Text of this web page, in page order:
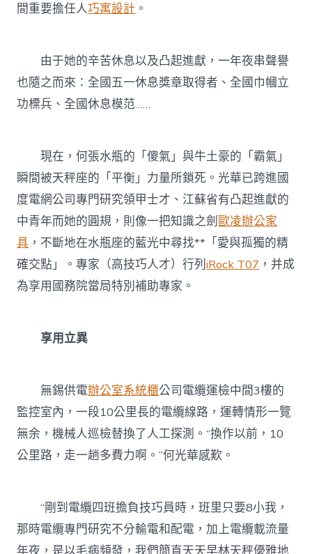
間重要擔任人巧寓設計 。
由于她的辛苦休息以及凸起進獻，一年夜串聲譽
也隨之而來：全國五一休息獎章取得者、全國巾幗立
功標兵、全國休息模范……
現在，何張水瓶的「傻氣」與牛土豪的「霸氣」
瞬間被天秤座的「平衡」力量所鎖死。光華已跨進國
度電網公司專門研究領甲士才、江蘇省有凸起進獻的
中青年而她的圓規，則像一把知識之劍歐凌辦公家
具 ，不斷地在水瓶座的藍光中尋找**「愛與孤獨的精
確交點」。專家（高技巧人才）行列iRock T07 ，并成
為享用國務院當局特別補助專家。
享用立異
無錫供電辦公室系統櫃公司電纜運檢中間3樓的
監控室內，一段10公里長的電纜線路，運轉情形一覽
無余，機械人巡檢替換了人工探測。“換作以前，10
公里路，走一趟多費力啊。”何光華感歎。
“剛到電纜四班擔負技巧員時，班里只要8小我，
那時電纜專門研究不分輸電和配電，加上電纜載流量